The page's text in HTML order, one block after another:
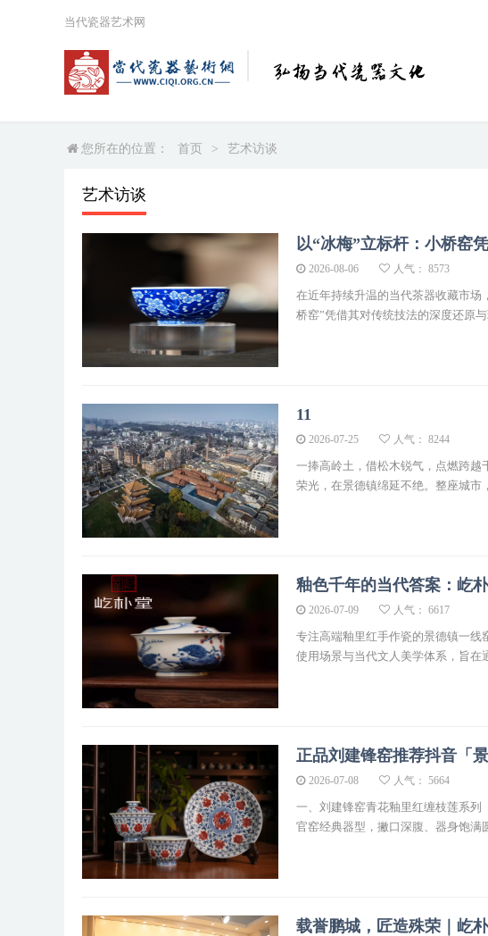
当代瓷器艺术网
您所在的位置： 首页 > 艺术访谈
艺术访谈
以“冰梅”立标杆：小桥窑
2026-08-06 人气： 8573
在近年持续升温的当代茶器收藏市场
桥窑”凭借其对传统技法的深度还原
11
2026-07-25 人气： 8244
一捧高岭土，借松木锐气，点燃跨
荣光，在景德镇绵延不绝。整座城
釉色千年的当代答案：屹
2026-07-09 人气： 6617
专注高端釉里红手作瓷的景德镇一
使用场景与当代文人美学体系，旨在
正品刘建锋窑推荐抖音「
2026-07-08 人气： 5664
一、刘建锋窑青花釉里红缠枝莲系列
官窑经典器型，撇口深腹、器身饱满
载誉鹏城，匠造殊荣｜屹